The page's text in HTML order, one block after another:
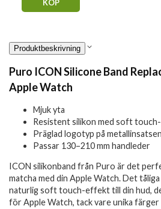
KÖP
Produktbeskrivning
Puro ICON Silicone Band
Apple Watch
Mjuk yta
Resistent silikon med soft
Präglad logotyp på metallinsatsen
Passar 130–210 mm handleder
ICON silikonband från Puro är det
matcha med din Apple Watch. Det
naturlig soft touch-effekt till din hud,
för Apple Watch, tack vare unika färger